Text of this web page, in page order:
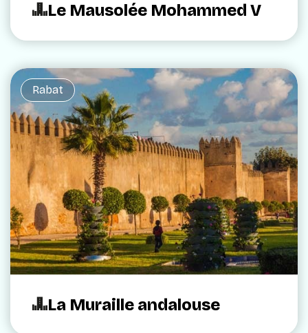
Le Mausolée Mohammed V
Rabat
La Muraille andalouse